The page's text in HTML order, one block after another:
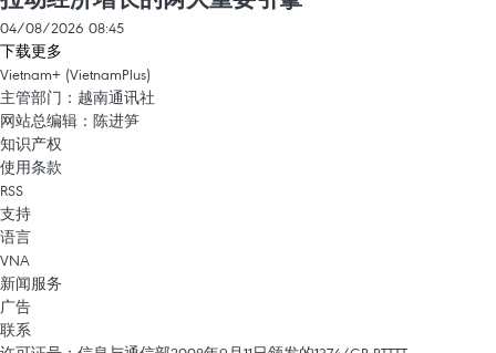
04/08/2026 08:45
下载更多
Vietnam+ (VietnamPlus)
主管部门：越南通讯社
网站总编辑：陈进笋
知识产权
使用条款
RSS
支持
语言
VNA
新闻服务
广告
联系